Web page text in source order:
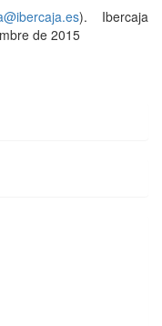
). Ibercaja
de 2015